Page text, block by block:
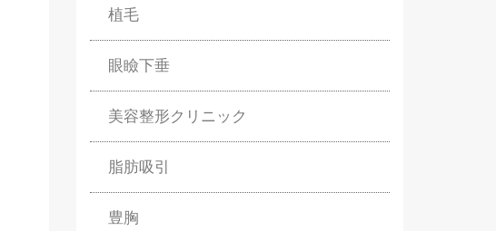
植毛
眼瞼下垂
美容整形クリニック
脂肪吸引
豊胸